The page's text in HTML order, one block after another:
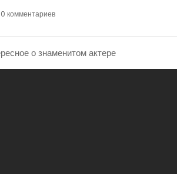
0 комментариев